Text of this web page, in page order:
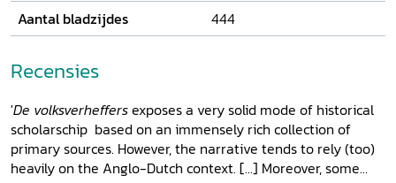
Aantal bladzijdes
444
Recensies
'De volksverheffersexposes a very solid mode of historical
scholarschip based on an immensely rich collection of
primary sources. However, the narrative tends to rely (too)
heavily on the Anglo-Dutch context. [...] Moreover, some